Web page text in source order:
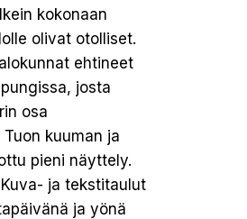
kokonaan
olivat otolliset.
ehtineet
josta
osa
kuuman ja
pieni näyttely.
ja tekstitaulut
ja yönä